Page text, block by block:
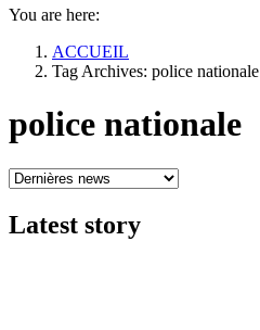
You are here:
ACCUEIL
Tag Archives: police nationale
police nationale
Latest story